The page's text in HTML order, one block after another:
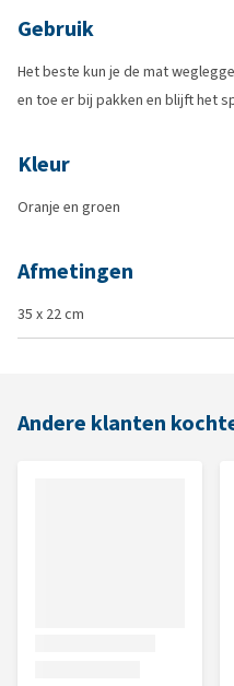
Gebruik
Het beste kun je de mat
en toe er bij pakken en blijft het
Kleur
Oranje en groen
Afmetingen
35 x 22 cm
Andere klanten